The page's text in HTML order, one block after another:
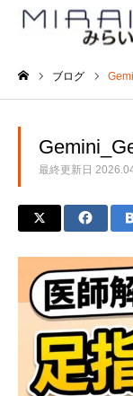
ブログ
最終更新日